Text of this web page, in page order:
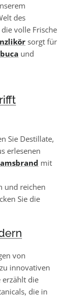
des
volle Frische
sorgt für
und
Sie Destillate,
erlesenen
mit
und reichen
Sie die
von
innovativen
erzählt die
die in